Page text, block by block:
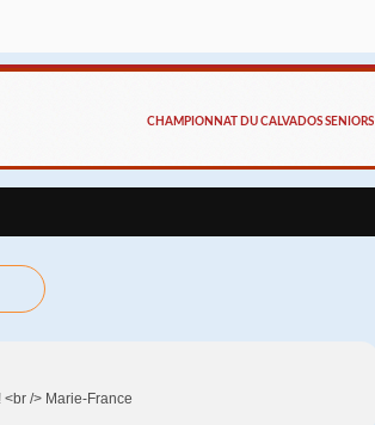
CHAMPIONNAT DU CALVADOS SENIORS
/> Marie-France